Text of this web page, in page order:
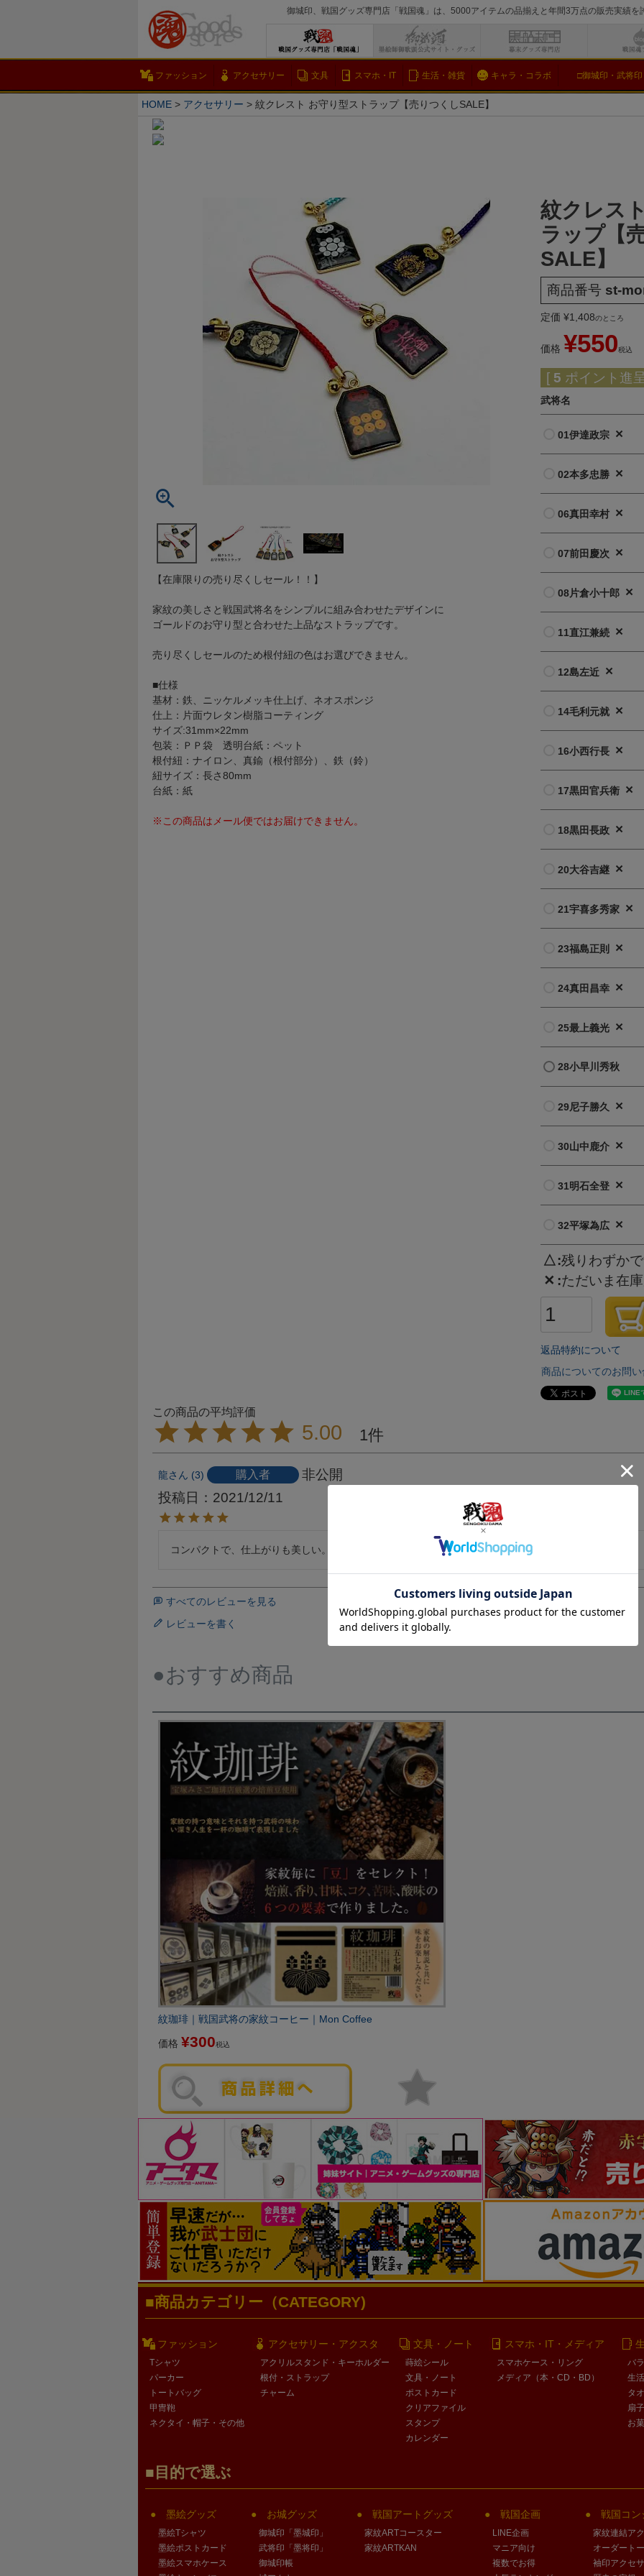
御城印、戦国グッズ専門店「戦国魂」は、5000アイテムの品揃えと年間3万点の販売実績
検索
ファッション アクセサリー 文具 スマホ・IT 生活・雑貨 キャラ・コラボ □御城印・武将印
HOME アクセサリー 紋クレスト お守り型ストラップ【売りつくしSALE】
【在庫限りの売り尽くしセール！！】
家紋の美しさと戦国武将名をシンプルに組み合わせたデザインに
ゴールドのお守り型と合わせた上品なストラップです。
売り尽くしセールのため根付紐の色はお選びできません。
■仕様
基材：鉄、ニッケルメッキ仕上げ、ネオスポンジ
仕上：片面ウレタン樹脂コーティング
サイズ:31mm×22mm
包装：ＰＰ袋 透明台紙：ペット
根付紐：ナイロン、真鍮（根付部分）、鉄（鈴）
紐サイズ：長さ80mm
台紙：紙
※この商品はメール便ではお届けできません。
紋クレス
ラップ【
SALE】
商品番号 st-
定価 ¥1,408のところ
価格 ¥550税込
[ 5 ポイント進
武将名
01伊達政宗 ×
02本多忠勝 ×
06真田幸村 ×
07前田慶次 ×
08片倉小十郎 ×
11直江兼続 ×
12島左近 ×
14毛利元就 ×
16小西行長 ×
17黒田官兵衛 ×
18黒田長政 ×
20大谷吉継 ×
21宇喜多秀家 ×
23福島正則 ×
24真田昌幸 ×
25最上義光 ×
28小早川秀秋
29尼子勝久 ×
30山中鹿介 ×
31明石全登 ×
32平塚為広 ×
△ 残りわずか
✕ ただいま在
返品特約について
商品についてのお問
5.00 1
龍 3 購入者
非公開
投稿日
2021/12/11
コンパクトで、仕上がりも美しい。値段も手頃なので、購入を迷われている方、おすすめです。
すべてのレビューを見る
レビューを書く
●おすすめ商品
紋珈琲｜戦国武将の家紋コーヒー｜Mon Coffee
価格 ¥300税込
商品カテゴリー（CATEGORY)
ファッション
Tシャツ
パーカー
トートバッグ
甲冑鞄
ネクタイ・帽子・その他
アクセサリー・アクスタ
アクリルスタンド・キーホルダー
根付・ストラップ
チャーム
文具・ノート
蒔絵シール
文具・ノート
ポストカード
クリアファイル
スタンプ
カレンダー
スマホ・IT・メディア
スマホケース・リング
メディア（本・CD・BD）
バ
生
タ
扇子
お
目的で選ぶ
墨絵グッズ
墨絵Tシャツ
墨絵ポストカード
墨絵スマホケース
お城グッズ
御城印「墨城印」
武将印「墨将印」
御城印帳
戦国アートグッズ
家紋ARTコースター
家紋ARTKAN
戦国企画
LINE企画
マニア向け
複数でお得
戦国コン
家紋連結ア
オーダート
袖印アクセ